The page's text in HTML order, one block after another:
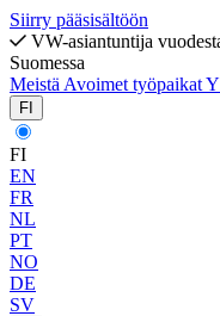
Siirry pääsisältöön
VW-asiantuntija
Suomessa
Meistä Avoimet työpaikat
FI
FI
EN
FR
NL
PT
NO
DE
SV